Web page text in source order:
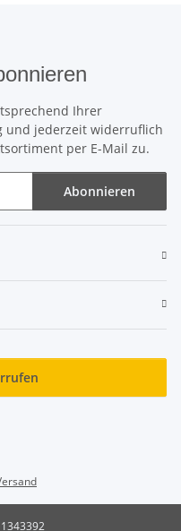
Ihrer
und jederzeit widerruflich
per E-Mail zu.
Abonnieren